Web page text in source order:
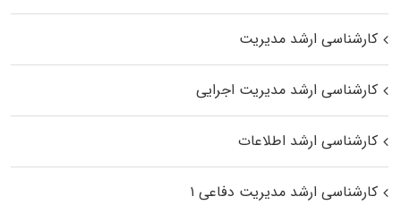
کارشناسی ارشد مدیریت
کارشناسی ارشد مدیریت اجرایی
کارشناسی ارشد اطلاعات
کارشناسی ارشد مدیریت دفاعی ۱